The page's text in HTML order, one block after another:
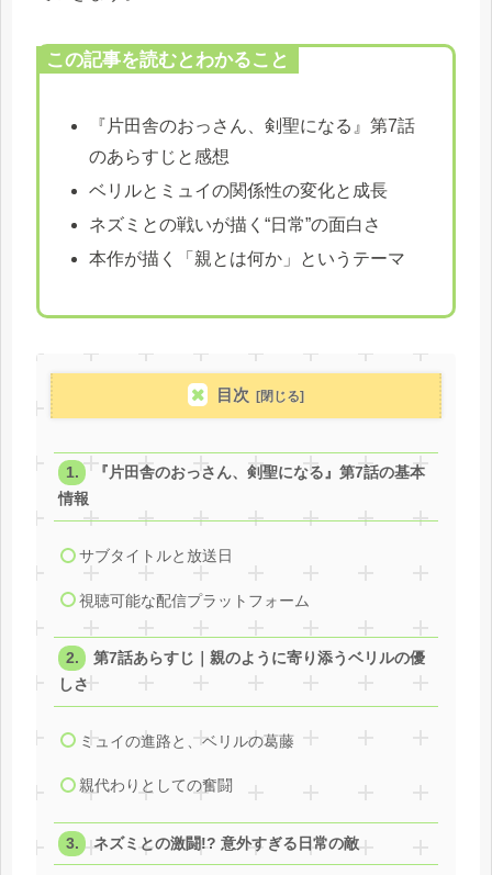
この記事を読むとわかること
『片田舎のおっさん、剣聖になる』第7話
のあらすじと感想
ベリルとミュイの関係性の変化と成長
ネズミとの戦いが描く“日常”の面白さ
本作が描く「親とは何か」というテーマ
目次
『片田舎のおっさん、剣聖になる』第7話の基本
情報
サブタイトルと放送日
視聴可能な配信プラットフォーム
第7話あらすじ｜親のように寄り添うベリルの優
しさ
ミュイの進路と、ベリルの葛藤
親代わりとしての奮闘
ネズミとの激闘!? 意外すぎる日常の敵